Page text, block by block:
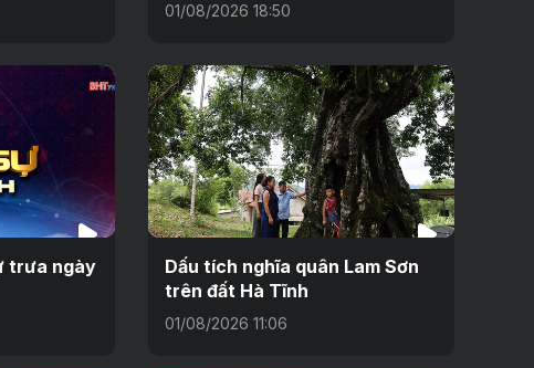
01/08/2026 18:50
trưa ngày
Dấu tích nghĩa quân Lam Sơn
trên đất Hà Tĩnh
01/08/2026 11:06